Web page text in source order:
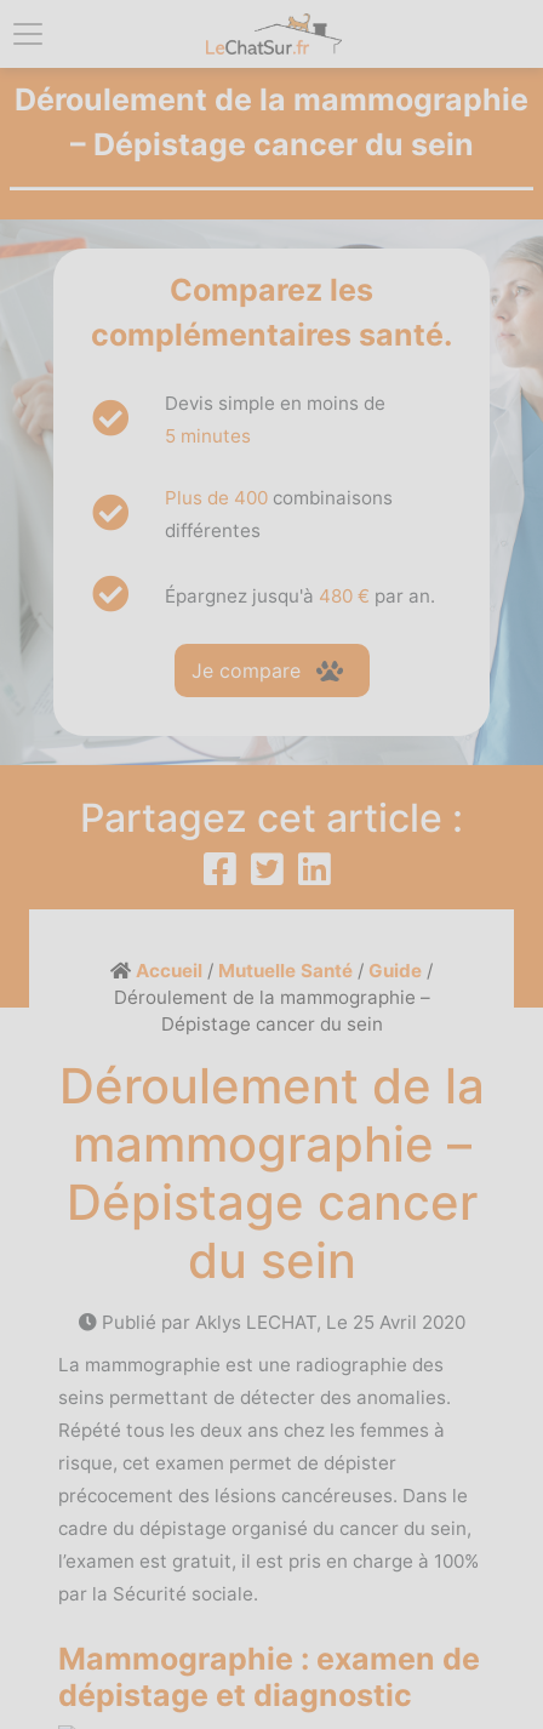
Déroulement de la mammographie
– Dépistage cancer du sein
Comparez les
complémentaires santé.
Devis simple en moins de
5 minutes
Plus de 400 combinaisons
différentes
Épargnez jusqu'à 480 € par an.
Je compare
Partagez cet article :
Accueil / Mutuelle Santé / Guide /
Déroulement de la mammographie –
Dépistage cancer du sein
Déroulement de la
mammographie –
Dépistage cancer
du sein
Publié par Aklys LECHAT, Le 25 Avril 2020
La mammographie est une radiographie des
seins permettant de détecter des anomalies.
Répété tous les deux ans chez les femmes à
risque, cet examen permet de dépister
précocement des lésions cancéreuses. Dans le
cadre du dépistage organisé du cancer du sein,
l’examen est gratuit, il est pris en charge à 100%
par la Sécurité sociale.
Mammographie : examen de
dépistage et diagnostic